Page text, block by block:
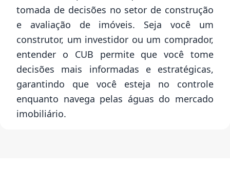
tomada de decisões no setor de construção
e avaliação de imóveis. Seja você um
construtor, um investidor ou um comprador,
entender o CUB permite que você tome
decisões mais informadas e estratégicas,
garantindo que você esteja no controle
enquanto navega pelas águas do mercado
imobiliário.